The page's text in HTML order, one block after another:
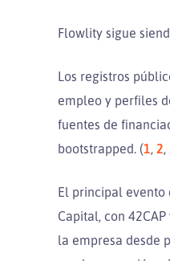
Flowlity sigue
Los registros
empleo y perfiles
fuentes de
bootstrapped. (1, 2,
El principal evento
Capital, con
la empresa desde